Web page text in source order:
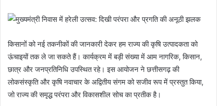
किसानों को नई तकनीकों की जानकारी देकर हम राज्य की कृषि उत्पादकता को
ऊंचाइयों तक ले जा सकते हैं। कार्यक्रम में बड़ी संख्या में आम नागरिक, किसान,
छात्र और जनप्रतिनिधि उपस्थित रहे। इस आयोजन ने छत्तीसगढ़ की
लोकसंस्कृति और कृषि नवाचार के अद्वितीय संगम को सजीव रूप में प्रस्तुत किया,
जो राज्य की समृद्ध परंपरा और विकासशील सोच का प्रतीक है।